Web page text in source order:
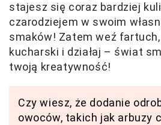
stajesz się coraz bardziej
czarodziejem w swoim
smaków! Zatem weź fartuch,
kucharski i działaj – świat
twoją kreatywność!
Czy wiesz, że dodanie
owoców, takich jak arbuzy